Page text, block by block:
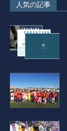
人気の記事